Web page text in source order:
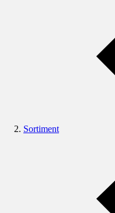
Sortiment